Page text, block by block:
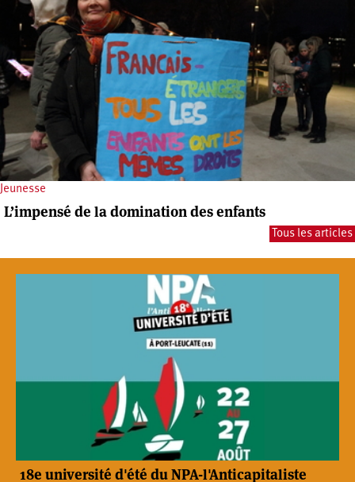
Jeunesse
L’impensé de la domination des enfants
Tous les articles
18e université d'été du NPA-l'Anticapitaliste